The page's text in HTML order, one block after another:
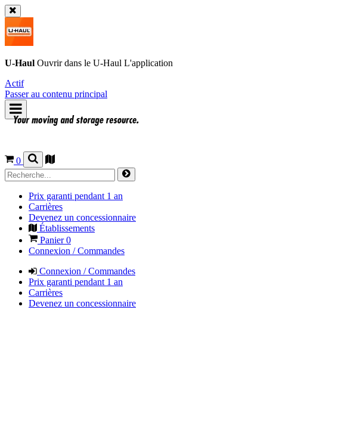
U-Haul Ouvrir dans le U-Haul L'application
Actif
Passer au contenu principal
0
Prix garanti pendant 1 an
Carrières
Devenez un concessionnaire
Établissements
Panier0
Connexion / Commandes
Connexion / Commandes
Prix garanti pendant 1 an
Carrières
Devenez un concessionnaire